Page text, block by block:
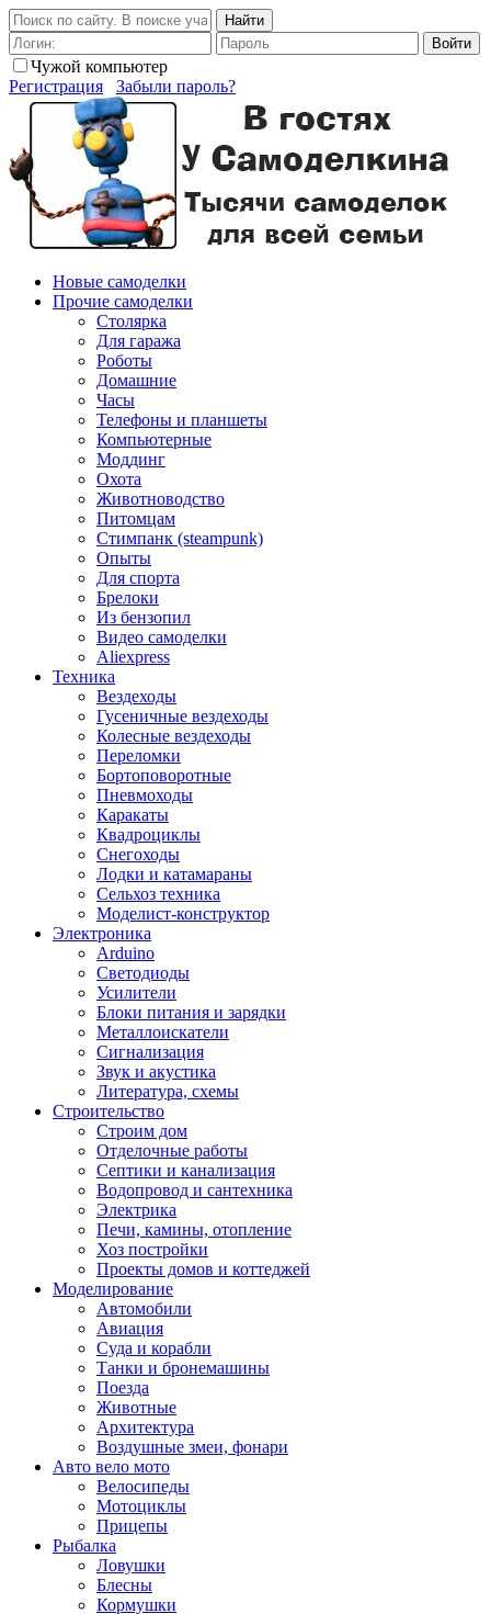
Найти
Войти
Чужой компьютер
Регистрация
Забыли пароль?
Новые самоделки
Прочие самоделки
Столярка
Для гаража
Роботы
Домашние
Часы
Телефоны и планшеты
Компьютерные
Моддинг
Охота
Животноводство
Питомцам
Стимпанк (steampunk)
Опыты
Для спорта
Брелоки
Из бензопил
Видео самоделки
Aliexpress
Техника
Вездеходы
Гусеничные вездеходы
Колесные вездеходы
Переломки
Бортоповоротные
Пневмоходы
Каракаты
Квадроциклы
Снегоходы
Лодки и катамараны
Сельхоз техника
Моделист-конструктор
Электроника
Arduino
Светодиоды
Усилители
Блоки питания и зарядки
Металлоискатели
Сигнализация
Звук и акустика
Литература, схемы
Строительство
Строим дом
Отделочные работы
Септики и канализация
Водопровод и сантехника
Электрика
Печи, камины, отопление
Хоз постройки
Проекты домов и коттеджей
Моделирование
Автомобили
Авиация
Суда и корабли
Танки и бронемашины
Поезда
Животные
Архитектура
Воздушные змеи, фонари
Авто вело мото
Велосипеды
Мотоциклы
Прицепы
Рыбалка
Ловушки
Блесны
Кормушки